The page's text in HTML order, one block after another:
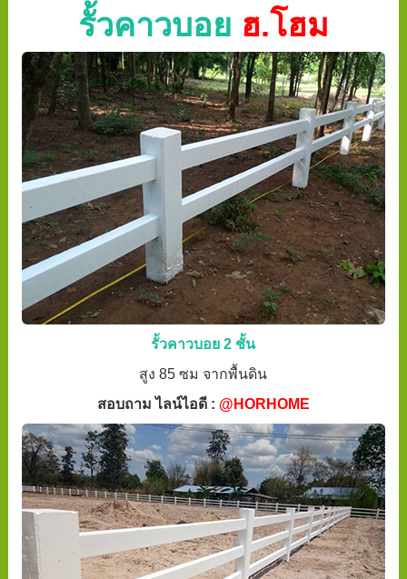
รั้วคาวบอย ฮ.โฮม
รั้วคาวบอย 2 ชั้น
สูง 85 ซม จากพื้นดิน
สอบถาม ไลน์ไอดี : @HORHOME